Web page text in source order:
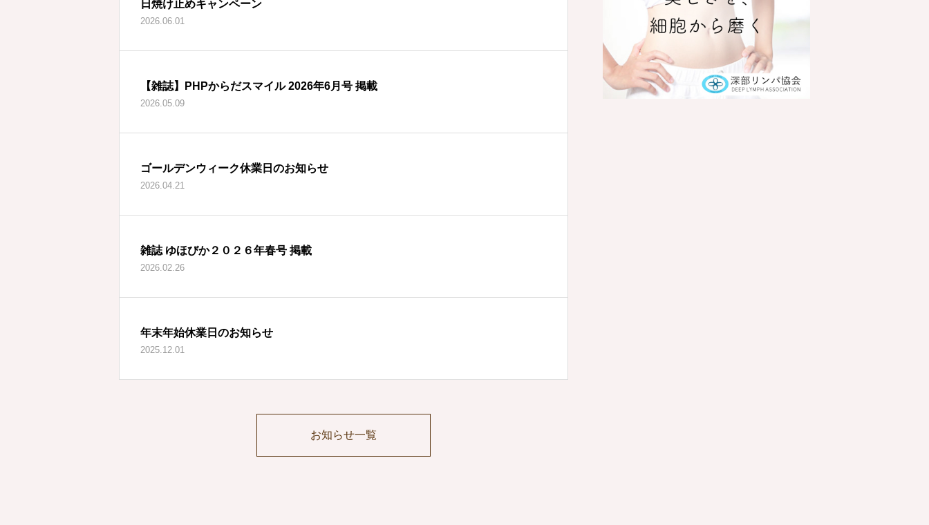
日焼け止めキャンペーン
2026.06.01
【雑誌】PHPからだスマイル 2026年6月号 掲載
2026.05.09
ゴールデンウィーク休業日のお知らせ
2026.04.21
雑誌 ゆほびか２０２６年春号 掲載
2026.02.26
年末年始休業日のお知らせ
2025.12.01
お知らせ一覧